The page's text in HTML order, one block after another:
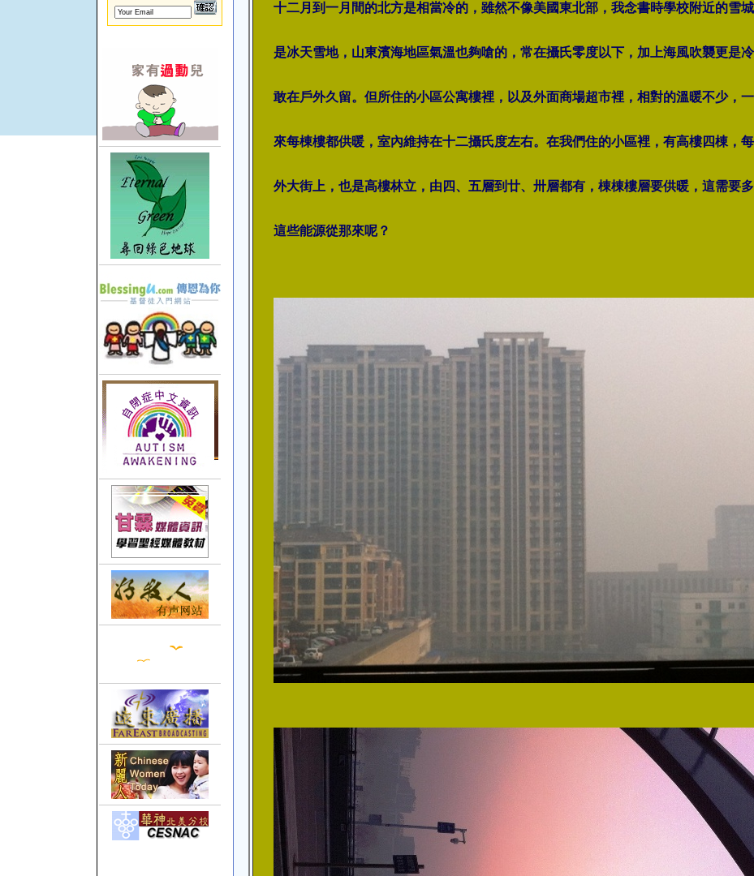
十二月到一月間的北方是相當冷的，雖然不像美國東北部，我念書時學校附近的雪
是冰天雪地，山東濱海地區氣溫也夠嗆的，常在攝氏零度以下，加上海風吹襲更是
敢在戶外久留。但所住的小區公寓樓裡，以及外面商場超市裡，相對的溫暖不少，
來每棟樓都供暖，室內維持在十二攝氏度左右。在我們住的小區裡，有高樓四棟，
外大街上，也是高樓林立，由四、五層到廿、卅層都有，棟棟樓層要供暖，這需要
這些能源從那來呢？